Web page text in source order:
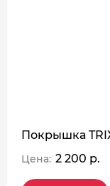
Покрышка
Цена: 2 200 р.